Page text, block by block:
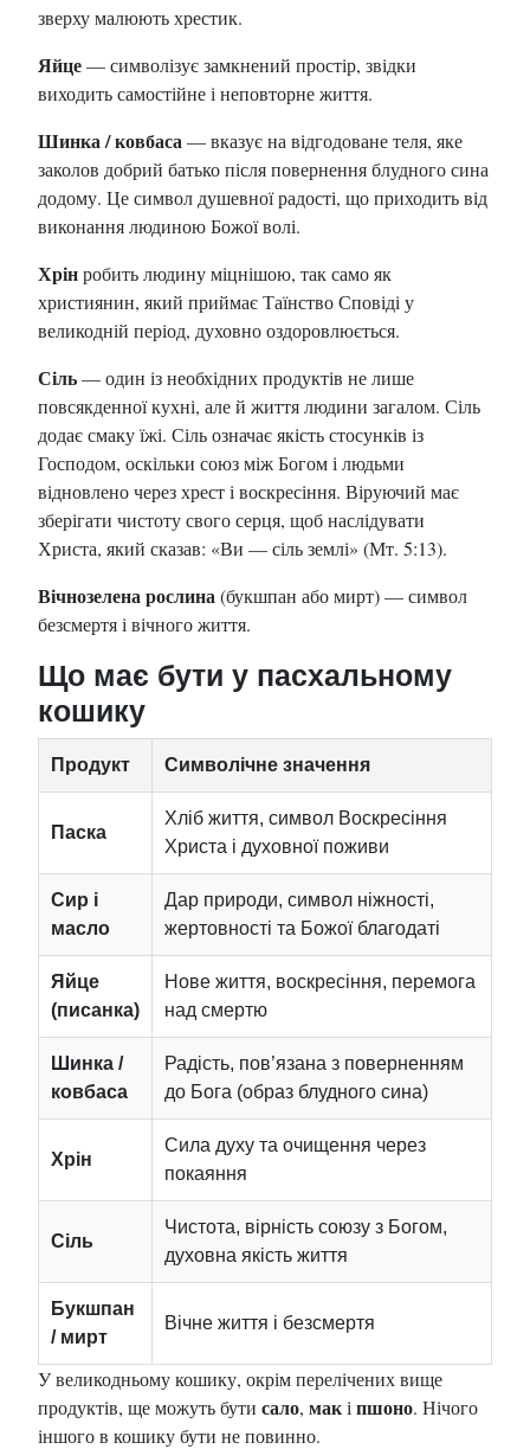
зверху малюють хрестик.
Яйце— символізує замкнений простір, звідки
виходить самостійне і неповторне життя.
Шинка / ковбаса — вказує на відгодоване теля, яке
заколов добрий батько після повернення блудного сина
додому. Це символ душевної радості, що приходить від
виконання людиною Божої волі.
Хрінробить людину міцнішою, так само як
християнин, який приймає Таїнство Сповіді у
великодній період, духовно оздоровлюється.
Сіль— один із необхідних продуктів не лише
повсякденної кухні, але й життя людини загалом. Сіль
додає смаку їжі. Сіль означає якість стосунків із
Господом, оскільки союз між Богом і людьми
відновлено через хрест і воскресіння. Віруючий має
зберігати чистоту свого серця, щоб наслідувати
Христа, який сказав: «Ви — сіль землі» (Мт. 5:13).
Вічнозелена рослина (букшпан або мирт) — символ
безсмертя і вічного життя.
Що має бути у пасхальному
кошику
Продукт Символічне значення
Паска
Хліб життя, символ Воскресіння
Христа і духовної поживи
Сир і
масло
Дар природи, символ ніжності,
жертовності та Божої благодаті
Яйце
(писанка)
Нове життя, воскресіння, перемога
над смертю
Шинка /
ковбаса
Радість, пов’язана з поверненням
до Бога (образ блудного сина)
Хрін
Сила духу та очищення через
покаяння
Сіль
Чистота, вірність союзу з Богом,
духовна якість життя
Букшпан
/ мирт
Вічне життя і безсмертя
У великодньому кошику, окрім перелічених вище
продуктів, ще можуть бути сало, макі пшоно. Нічого
іншого в кошику бути не повинно.